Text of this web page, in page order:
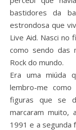
bastidores da
estrondosa que
Live Aid. Nasci no
como sendo das
Rock do mundo.
Era uma miúda
lembro-me
figuras que se
marcaram muito,
1991 e a segunda